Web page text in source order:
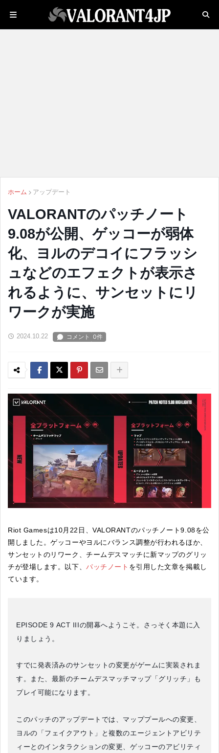
ホーム アップデート
VALORANTのパッチノート
9.08が公開、ゲッコーが弱体
化、ヨルのデコイにフラッシ
ュなどのエフェクトが表示さ
れるように、サンセットにリ
ワークが実施
2024.10.22
Riot Gamesは10月22日、VALORANTのパッチノート9.08を公
開しました。ゲッコーやヨルにバランス調整が行われるほか、
サンセットのリワーク、チームデスマッチに新マップのグリッ
チが登場します。以下、パッチノート を引用した文章を掲載し
ています。
EPISODE 9 ACT IIIの開幕へようこそ。さっそく本題に入
りましょう。
すでに発表済みのサンセットの変更がゲームに実装されま
す。また、最新のチームデスマッチマップ「グリッチ」も
プレイ可能になります。
このパッチのアップデートでは、マッププールへの変更、
ヨルの「フェイクアウト」と複数のエージェントアビリテ
ィーとのインタラクションの変更、ゲッコーのアビリティ